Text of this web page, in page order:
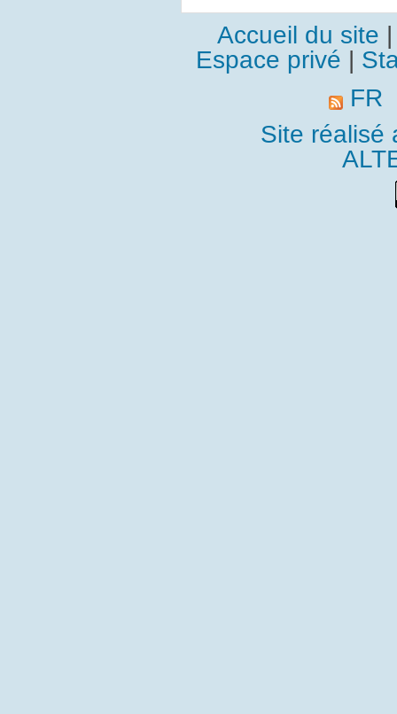
Accueil du site
Espace privé |
FR
Site réalisé